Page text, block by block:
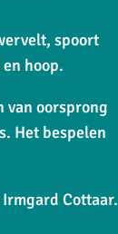
spoort
hoop.
van oorsprong
Het bespelen
Cottaar.